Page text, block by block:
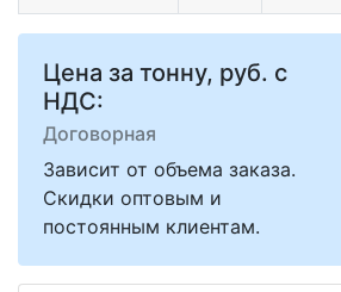
Цена за тонну, руб. с
НДС:
Договорная
Зависит от объема заказа.
Скидки оптовым и
постоянным клиентам.